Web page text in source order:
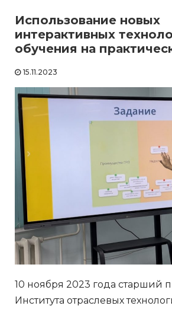
Использование новых
интерактивных
обучения на
15.11.2023
10 ноября 2023 года старший
Института отраслевых